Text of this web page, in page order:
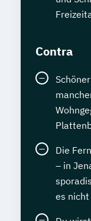
Contra
Die
– in
es nicht